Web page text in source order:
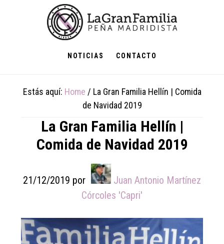
NOTICIAS CONTACTO
Estás aquí: Home / La Gran Familia Hellín | Comida
de Navidad 2019
La Gran Familia Hellín |
Comida de Navidad 2019
21/12/2019 por
Juan Antonio Martínez
Córcoles 'Capri'